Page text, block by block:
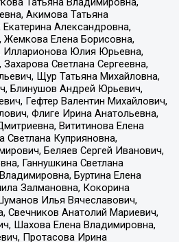
Акимова Татьяна
Александровна,
Жемкова Елена Борисовна,
Илларионова Юлия Юрьевна,
Светлана Сергеевна,
Щур Татьяна Михайловна,
Блинушов Андрей Юрьевич,
Гефтер Валентин Михайлович,
Флиге Ирина Анатольевна,
Вититинова Елена
Куприяновна,
Беляев Сергей Иванович,
Ганнушкина Светлана
Буртина Елена
Залмановна, Кокорина
Илья Вячеславович,
Свечников Анатолий Мариевич,
Шахова Елена Владимировна,
Протасова Ирина